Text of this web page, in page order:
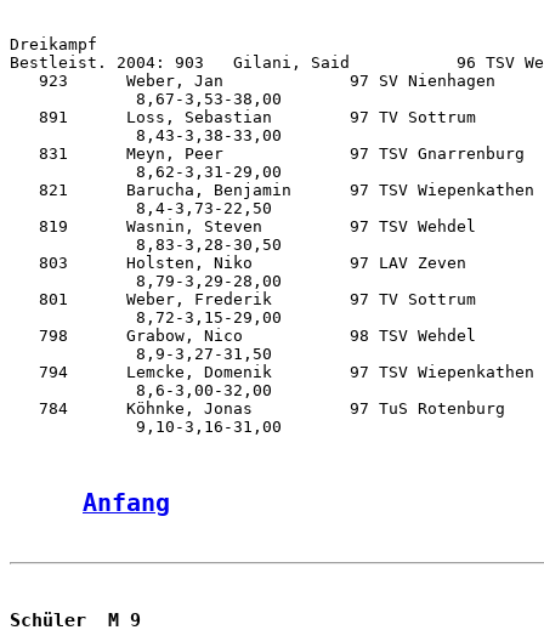
Dreikampf
Bestleist. 2004: 903   Gilani, Said           96 TSV
923      Weber, Jan             97 SV Nienhagen
             8,67-3,53-38,00
891      Loss, Sebastian        97 TV Sottrum
             8,43-3,38-33,00
831      Meyn, Peer             97 TSV Gnarrenburg
             8,62-3,31-29,00
821      Barucha, Benjamin      97 TSV
             8,4-3,73-22,50
819      Wasnin, Steven         97 TSV Wehdel
             8,83-3,28-30,50
803      Holsten, Niko          97 LAV Zeven
             8,79-3,29-28,00
801      Weber, Frederik        97 TV Sottrum
             8,72-3,15-29,00
798      Grabow, Nico           98 TSV Wehdel
             8,9-3,27-31,50
794      Lemcke, Domenik        97 TSV
             8,6-3,00-32,00
784      Köhnke, Jonas          97 TuS Rotenburg
Anfang
Schüler  M 9